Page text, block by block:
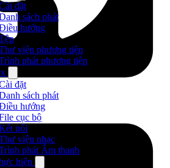
đặt
sách phát
hướng
viện phương tiện
phát phương tiện
đặt
sách phát
hướng
cục bộ
nối
viện nhạc
phát Âm thanh
hiện